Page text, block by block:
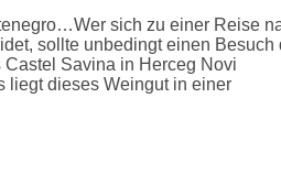
sich zu einer Reise
sollte unbedingt einen Besuch
Castel Savina in Herceg Novi
liegt dieses Weingut in einer